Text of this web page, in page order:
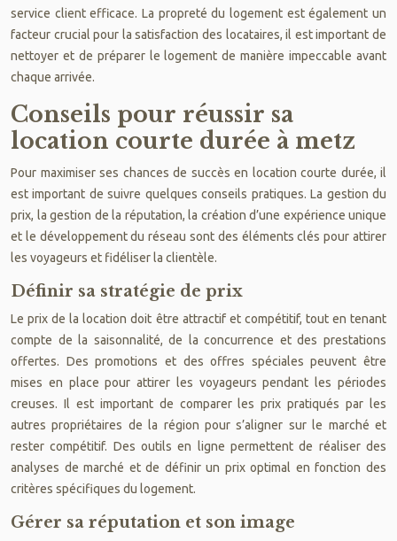
service client efficace. La propreté du logement est également un
facteur crucial pour la satisfaction des locataires, il est important de
nettoyer et de préparer le logement de manière impeccable avant
chaque arrivée.
Conseils pour réussir sa
location courte durée à metz
Pour maximiser ses chances de succès en location courte durée, il
est important de suivre quelques conseils pratiques. La gestion du
prix, la gestion de la réputation, la création d’une expérience unique
et le développement du réseau sont des éléments clés pour attirer
les voyageurs et fidéliser la clientèle.
Définir sa stratégie de prix
Le prix de la location doit être attractif et compétitif, tout en tenant
compte de la saisonnalité, de la concurrence et des prestations
offertes. Des promotions et des offres spéciales peuvent être
mises en place pour attirer les voyageurs pendant les périodes
creuses. Il est important de comparer les prix pratiqués par les
autres propriétaires de la région pour s’aligner sur le marché et
rester compétitif. Des outils en ligne permettent de réaliser des
analyses de marché et de définir un prix optimal en fonction des
critères spécifiques du logement.
Gérer sa réputation et son image